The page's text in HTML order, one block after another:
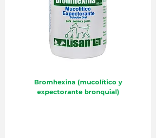
Bromhexina (mucolítico y
expectorante bronquial)